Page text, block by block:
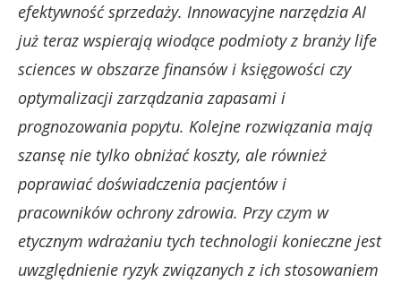
efektywność sprzedaży. Innowacyjne narzędzia AI
już teraz wspierają wiodące podmioty z branży life
sciences w obszarze finansów i księgowości czy
optymalizacji zarządzania zapasami i
prognozowania popytu. Kolejne rozwiązania mają
szansę nie tylko obniżać koszty, ale również
poprawiać doświadczenia pacjentów i
pracowników ochrony zdrowia. Przy czym w
etycznym wdrażaniu tych technologii konieczne jest
uwzględnienie ryzyk związanych z ich stosowaniem